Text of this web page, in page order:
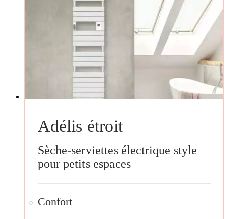
Adélis étroit
Sèche-serviettes électrique style
pour petits espaces
Confort